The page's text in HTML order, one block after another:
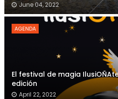
June 04, 2022
AGENDA
El festival de magia
edición
April 22, 2022